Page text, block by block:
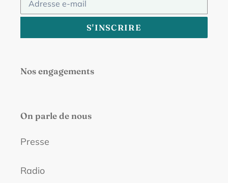
S'INSCRIRE
Nos engagements
On parle de nous
Presse
Radio